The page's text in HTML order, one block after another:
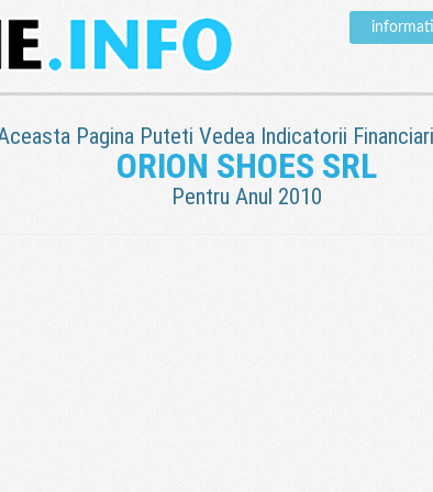
Pagina Puteti Vedea Indicatorii
ORION SHOES SRL
Pentru Anul 2010